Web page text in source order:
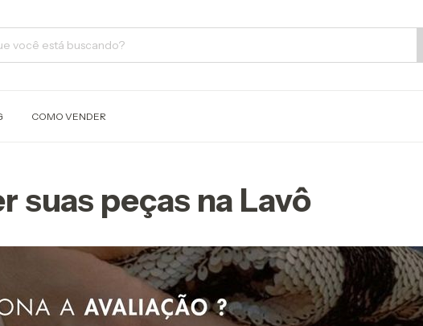
COMO VENDER
suas peças na Lavô